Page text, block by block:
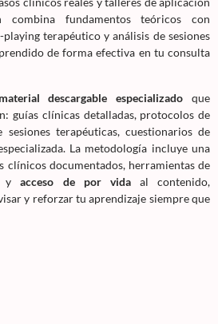
combina fundamentos teóricos con
terapéutico y análisis de sesiones
de forma efectiva en tu consulta
descargable especializado que
guías clínicas detalladas, protocolos de
terapéuticas, cuestionarios de
La metodología incluye una
clínicos documentados, herramientas de
yacceso de por vidaal contenido,
y reforzar tu aprendizaje siempre que